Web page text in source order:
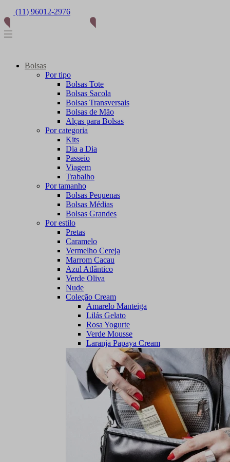
(11) 96012-2976
Bolsas
Por tipo
Bolsas Tote
Bolsas Sacola
Bolsas Transversais
Bolsas de Mão
Alças para Bolsas
Por categoria
Kits
Dia a Dia
Passeio
Viagem
Trabalho
Por tamanho
Bolsas Pequenas
Bolsas Médias
Bolsas Grandes
Por estilo
Pretas
Caramelo
Vermelho Cereja
Marrom Cacau
Azul Atlântico
Verde Oliva
Nude
Coleção Cream
Amarelo Manteiga
Lilás Gelato
Rosa Yogurte
Verde Mousse
Laranja Papaya Cream